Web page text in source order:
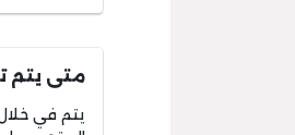
متى يتم